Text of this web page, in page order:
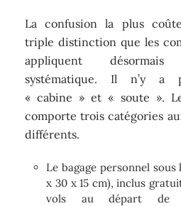
La confusion la plus
triple distinction que les
appliquent
systématique. Il n’y a
« cabine » et « soute ».
comporte trois catégories
différents.
Le bagage personnel
x 30 x 15 cm), inclus
vols au départ de